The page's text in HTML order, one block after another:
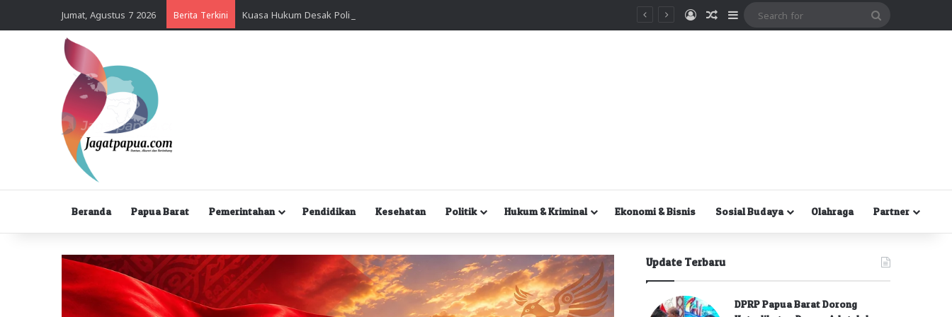
Jumat, Agustus 7 2026 Berita Terkini MasukRandom Article
Sidebar
Beranda Papua Barat Pemerintahan Pendidikan Kesehatan Politik Hukum & Kriminal Ekonomi & Bisnis Sosial Budaya Olahraga Partner
Update Terbaru
DPRP Papua Barat Dorong